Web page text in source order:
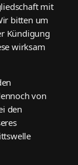
mit
bitten um
Kündigung
wirksam
von
den